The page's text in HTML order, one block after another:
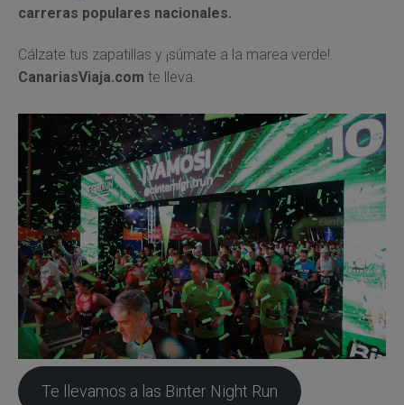
carreras populares nacionales.
Cálzate tus zapatillas y ¡súmate a la marea verde!.
CanariasViaja.com te lleva.
Te llevamos a las Binter Night Run